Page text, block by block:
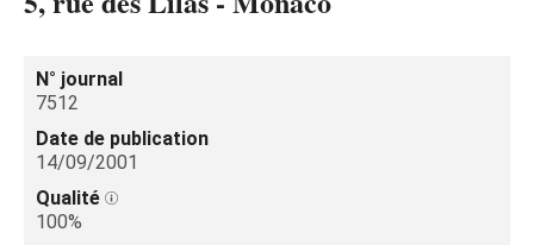
N° journal
7512
Date de publication
14/09/2001
Qualité
100%